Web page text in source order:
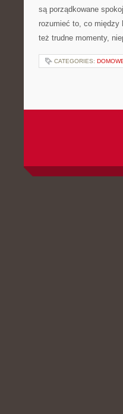
są porządkowane
rozumieć to, co między
też trudne momenty,
CATEGORIES: